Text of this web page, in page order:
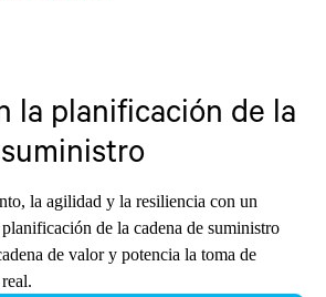
la planificación de la
la agilidad y la resiliencia con un
de la cadena de suministro
de valor y potencia la toma de